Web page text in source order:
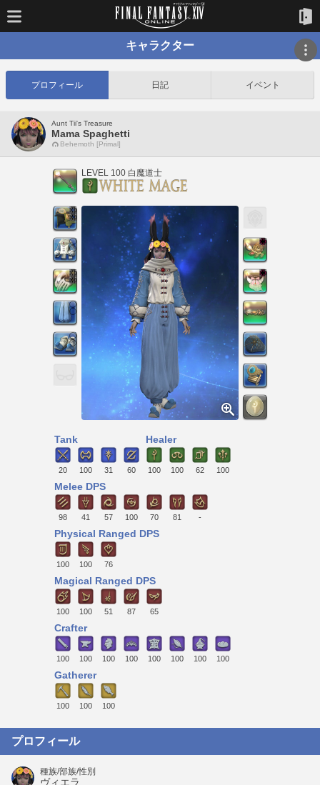
キャラクター
プロフィール 日記 イベント
Aunt Tii's Treasure
Mama Spaghetti
Behemoth [Primal]
LEVEL 100 白魔道士
Tank
20 100 31 60
Healer
100 100 62 100
Melee DPS
98 41 57 100 70 81 -
Physical Ranged DPS
100 100 76
Magical Ranged DPS
100 100 51 87 65
Crafter
100 100 100 100 100 100 100 100
Gatherer
100 100 100
プロフィール
種族/部族/性別
ヴィエラ